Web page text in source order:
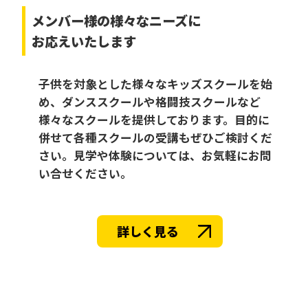
メンバー様の様々なニーズに
お応えいたします
子供を対象とした様々なキッズスクールを始
め、ダンススクールや格闘技スクールなど
様々なスクールを提供しております。目的に
併せて各種スクールの受講もぜひご検討くだ
さい。見学や体験については、お気軽にお問
い合せください。
詳しく見る